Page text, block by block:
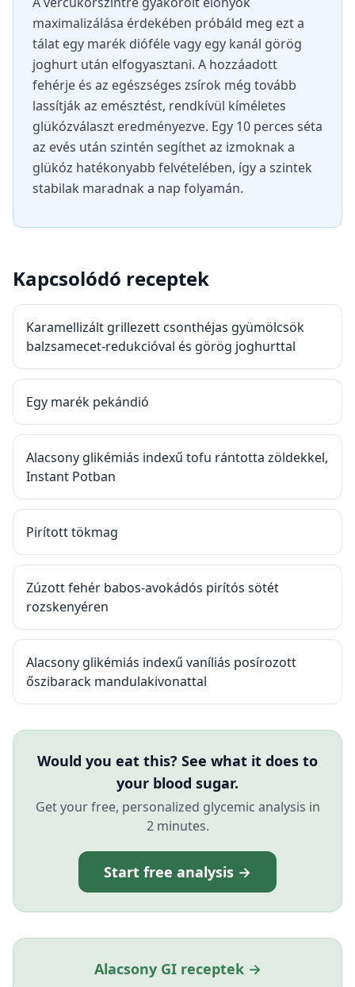
maximalizálása érdekében próbáld meg ezt a
tálat egy marék dióféle vagy egy kanál görög
joghurt után elfogyasztani. A hozzáadott
fehérje és az egészséges zsírok még tovább
lassítják az emésztést, rendkívül kíméletes
glükózválaszt eredményezve. Egy 10 perces séta
az evés után szintén segíthet az izmoknak a
glükóz hatékonyabb felvételében, így a szintek
stabilak maradnak a nap folyamán.
Kapcsolódó receptek
Karamellizált grillezett csonthéjas gyümölcsök
balzsamecet-redukcióval és görög joghurttal
Egy marék pekándió
Alacsony glikémiás indexű tofu rántotta zöldekkel,
Instant Potban
Pirított tökmag
Zúzott fehér babos-avokádós pirítós sötét
rozskenyéren
Alacsony glikémiás indexű vaníliás posírozott
őszibarack mandulakivonattal
Would you eat this? See what it does to
your blood sugar.
Get your free, personalized glycemic analysis in
2 minutes.
Start free analysis →
Alacsony GI receptek →